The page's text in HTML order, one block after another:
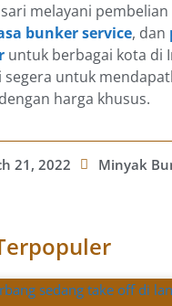
melayani
bunker service, dan
untuk berbagai kota di
segera untuk
harga khusus.
21, 2022 Minyak